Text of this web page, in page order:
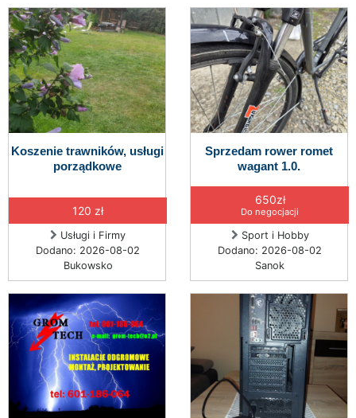
Koszenie trawników, usługi
porządkowe
120 zł
Usługi i Firmy
Dodano: 2026-08-02
Bukowsko
Sprzedam rower romet
wagant 1.0.
650zł
Do negocjacji
Sport i Hobby
Dodano: 2026-08-02
Sanok